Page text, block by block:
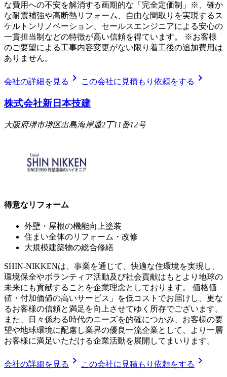
な費用への不安を解消する画期的な「完全定価制」※、確か
な耐震補強や高断熱リフォーム、自由な間取りを実現するス
ケルトンリノベーション、セールスエンジニアによる安心の
一貫担当制などの特徴が高い信頼を得ています。 ※お客様
のご要望による工事内容変更がない限り着工後の追加費用は
ありません。
会社の詳細を見る chevron_right この会社に見積もり依頼をする chevron_right
株式会社新日本技建
大阪府堺市堺区出島海岸通2丁11番12号
得意なリフォーム
外壁・屋根の機能向上塗装
住まい全体のリフォーム・改修
大規模建築物の総合修繕
SHIN-NIKKENは、事業を通じて、快適な住環境を実現し、
環境保全やボランティア活動及び社会貢献はもとより地球の
未来にも貢献することを企業理念としております。 価格価
値・付加価値の高いサービス」を低コストでお届けし、更な
るお客様の信頼と満足を向上させてゆく所存でございます。
また、日々係わる時代のニーズを的確につかみ、お客様の要
望や地球環境に配慮し業界の優良一流企業として、より一層
お客様に満足いただける企業活動を展開してまいります。
会社の詳細を見る chevron_right この会社に見積もり依頼をする chevron_right